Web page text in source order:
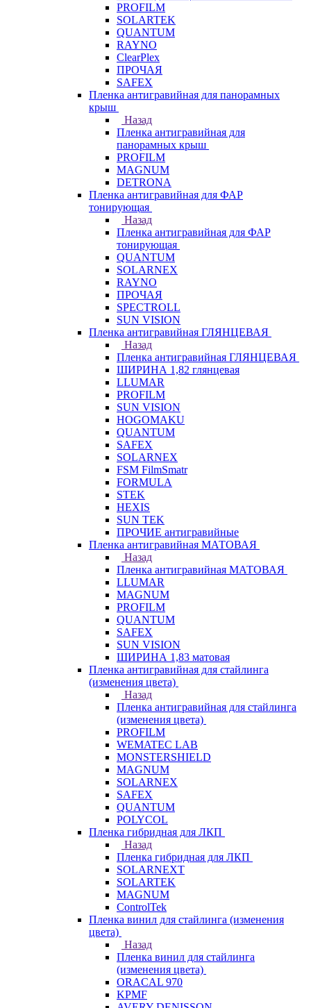
PROFILM
SOLARTEK
QUANTUM
RAYNO
ClearPlex
ПРОЧАЯ
SAFEX
Пленка антигравийная для панорамных
крыш
Назад
Пленка антигравийная для
панорамных крыш
PROFILM
MAGNUM
DETRONA
Пленка антигравийная для ФАР
тонирующая
Назад
Пленка антигравийная для ФАР
тонирующая
QUANTUM
SOLARNEX
RAYNO
ПРОЧАЯ
SPECTROLL
SUN VISION
Пленка антигравийная ГЛЯНЦЕВАЯ
Назад
Пленка антигравийная ГЛЯНЦЕВАЯ
ШИРИНА 1,82 глянцевая
LLUMAR
PROFILM
SUN VISION
HOGOMAKU
QUANTUM
SAFEX
SOLARNEX
FSM FilmSmatr
FORMULA
STEK
HEXIS
SUN TEK
ПРОЧИЕ антигравийные
Пленка антигравийная МАТОВАЯ
Назад
Пленка антигравийная МАТОВАЯ
LLUMAR
MAGNUM
PROFILM
QUANTUM
SAFEX
SUN VISION
ШИРИНА 1,83 матовая
Пленка антигравийная для стайлинга
(изменения цвета)
Назад
Пленка антигравийная для стайлинга
(изменения цвета)
PROFILM
WEMATEC LAB
MONSTERSHIELD
MAGNUM
SOLARNEX
SAFEX
QUANTUM
POLYCOL
Пленка гибридная для ЛКП
Назад
Пленка гибридная для ЛКП
SOLARNEXT
SOLARTEK
MAGNUM
ControlTek
Пленка винил для стайлинга (изменения
цвета)
Назад
Пленка винил для стайлинга
(изменения цвета)
ORACAL 970
KPMF